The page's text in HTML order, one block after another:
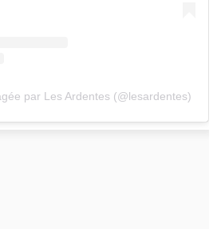
par Les Ardentes (@lesardentes)